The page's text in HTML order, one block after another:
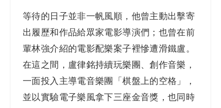
等待的日子並非一帆風順，他曾主動出擊寄
出履歷和作品給眾家電影導演們；也曾在前
輩林強介紹的電影配樂案子裡慘遭滑鐵盧。
在這之間，盧律銘持續玩樂團、創作音樂，
一面投入主導電音樂團「棋盤上的空格」，
並以實驗電子樂風拿下三座金音獎，也同時